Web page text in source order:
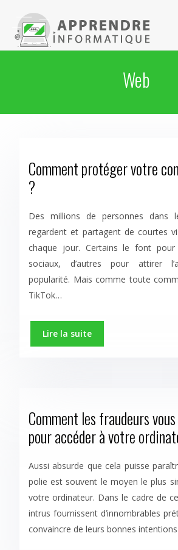
Web
Comment protéger votre
?
Des millions de personnes dans
regardent et partagent de courtes
chaque jour. Certains le font
sociaux, d’autres pour attirer
popularité. Mais comme toute
TikTok…
Lire la suite
Comment les fraudeurs
pour accéder à votre
Aussi absurde que cela puisse
polie est souvent le moyen le plus
votre ordinateur. Dans le cadre de
intrus fournissent d’innombrables
convaincre de leurs bonnes